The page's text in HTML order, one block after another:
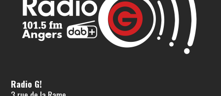
Radio G!